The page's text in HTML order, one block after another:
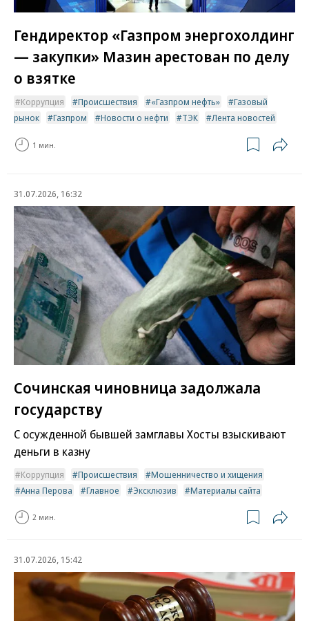
Гендиректор «Газпром энергохолдинг
— закупки» Мазин арестован по делу
о взятке
Коррупция Происшествия «Газпром нефть»
Газовый
рынок
Газпром Новости о нефти ТЭК Лента новостей
1 мин.
31.07.2026, 16:32
Сочинская чиновница задолжала
государству
С осужденной бывшей замглавы Хосты взыскивают
деньги в казну
Коррупция Происшествия
Мошенничество и хищения
Анна Перова
Главное Эксклюзив Материалы сайта
2 мин.
31.07.2026, 15:42